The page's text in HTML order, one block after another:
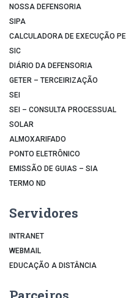
NOSSA DEFENSORIA
SIPA
CALCULADORA DE EXECUÇÃO
SIC
DIÁRIO DA DEFENSORIA
GETER – TERCEIRIZAÇÃO
SEI
SEI – CONSULTA PROCESSUAL
SOLAR
ALMOXARIFADO
PONTO ELETRÔNICO
EMISSÃO DE GUIAS – SIA
TERMO ND
Servidores
INTRANET
WEBMAIL
EDUCAÇÃO A DISTÂNCIA